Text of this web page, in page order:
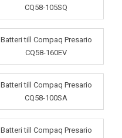
CQ58-105SQ
Batteri till Compaq Presario
CQ58-160EV
Batteri till Compaq Presario
CQ58-100SA
Batteri till Compaq Presario